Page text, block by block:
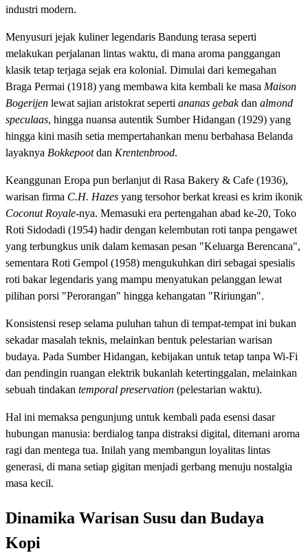
industri modern.
Menyusuri jejak kuliner legendaris Bandung terasa seperti
melakukan perjalanan lintas waktu, di mana aroma panggangan
klasik tetap terjaga sejak era kolonial. Dimulai dari kemegahan
Braga Permai (1918) yang membawa kita kembali ke masa Maison
Bogerijen lewat sajian aristokrat seperti ananas gebakdan almond
speculaas, hingga nuansa autentik Sumber Hidangan (1929) yang
hingga kini masih setia mempertahankan menu berbahasa Belanda
layaknya Bokkepootdan Krentenbrood.
Keanggunan Eropa pun berlanjut di Rasa Bakery & Cafe (1936),
warisan firma C.H. Hazes yang tersohor berkat kreasi es krim ikonik
Coconut Royale-nya. Memasuki era pertengahan abad ke-20, Toko
Roti Sidodadi (1954) hadir dengan kelembutan roti tanpa pengawet
yang terbungkus unik dalam kemasan pesan "Keluarga Berencana",
sementara Roti Gempol (1958) mengukuhkan diri sebagai spesialis
roti bakar legendaris yang mampu menyatukan pelanggan lewat
pilihan porsi "Perorangan" hingga kehangatan "Ririungan".
Konsistensi resep selama puluhan tahun di tempat-tempat ini bukan
sekadar masalah teknis, melainkan bentuk pelestarian warisan
budaya. Pada Sumber Hidangan, kebijakan untuk tetap tanpa Wi-Fi
dan pendingin ruangan elektrik bukanlah ketertinggalan, melainkan
sebuah tindakan temporal preservation (pelestarian waktu).
Hal ini memaksa pengunjung untuk kembali pada esensi dasar
hubungan manusia: berdialog tanpa distraksi digital, ditemani aroma
ragi dan mentega tua. Inilah yang membangun loyalitas lintas
generasi, di mana setiap gigitan menjadi gerbang menuju nostalgia
masa kecil.
Dinamika Warisan Susu dan Budaya
Kopi